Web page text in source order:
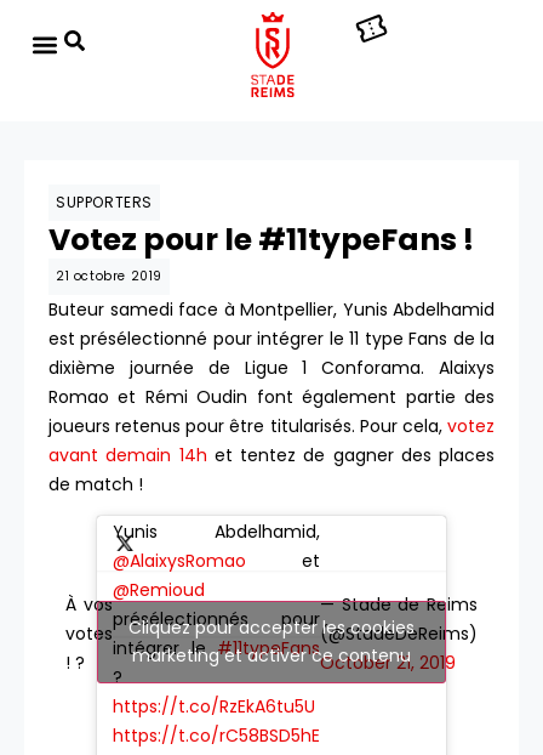
SUPPORTERS
Votez pour le #11typeFans !
21 octobre 2019
Buteur samedi face à Montpellier, Yunis Abdelhamid
est présélectionné pour intégrer le 11 type Fans de la
dixième journée de Ligue 1 Conforama. Alaixys
Romao et Rémi Oudin font également partie des
joueurs retenus pour être titularisés. Pour cela, votez
avant demain 14h et tentez de gagner des places
de match !
À vos
votes
! ?
Yunis Abdelhamid,
@AlaixysRomao et
@Remioud
présélectionnés pour
intégrer le#11typeFans
?
https://t.co/RzEkA6tu5U
https://t.co/rC58BSD5hE
— Stade de Reims
(@StadeDeReims)
October 21, 2019
Cliquez pour accepter les cookies
marketing et activer ce contenu